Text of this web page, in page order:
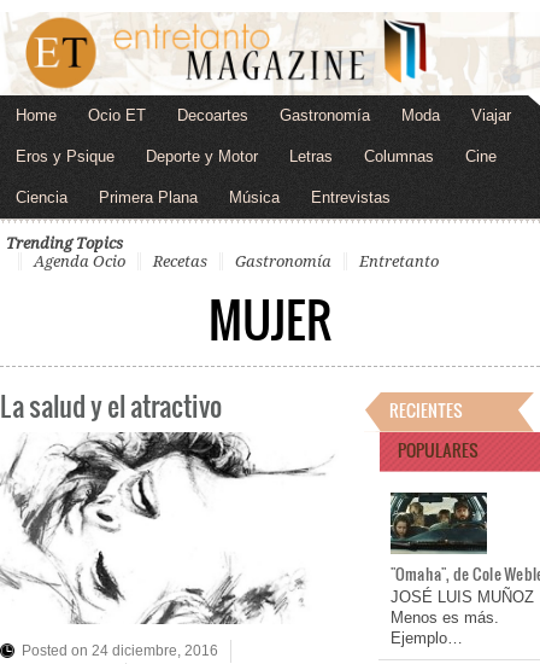
Home Ocio ET Decoartes Gastronomía Moda Viajar
Eros y Psique Deporte y Motor Letras Columnas Cine
Ciencia Primera Plana Música Entrevistas
Trending Topics
Agenda Ocio
Recetas Gastronomía Entretanto
MUJER
La salud y el atractivo
Posted on 24 diciembre, 2016
RECIENTES
POPULARES
"Omaha", de Cole
JOSÉ LUIS MUÑOZ
Menos es más.
Ejemplo…